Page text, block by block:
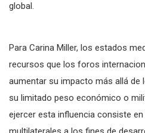
global.
Para Carina Miller, los estados
recursos que los foros
aumentar su impacto más allá de
su limitado peso económico o
ejercer esta influencia consiste